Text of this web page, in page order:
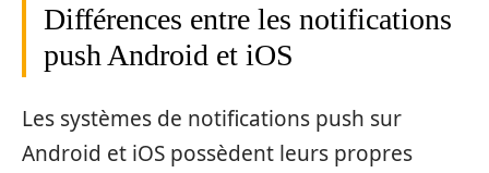
Différences entre les notifications
push Android et iOS
Les systèmes de notifications push sur
Android et iOS possèdent leurs propres